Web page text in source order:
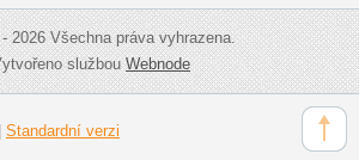
2026 Všechna práva vyhrazena.
službouWebnode
| Standardní verzi